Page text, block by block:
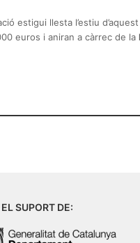
estigui llesta l’estiu
euros i aniran a càrrec de la
SUPORT DE: